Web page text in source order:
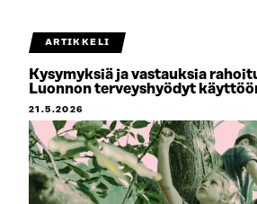
ARTIKKELI
Kysymyksiä ja vastauksia
Luonnon terveyshyödyt
21.5.2026